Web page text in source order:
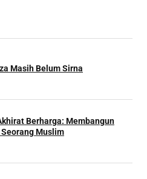
Masih Belum Sirna
Berharga: Membangun
Muslim